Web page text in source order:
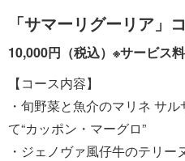
「サマーリグーリア」
10,000円（税込）※サービス
【コース内容】
・旬野菜と魚介のマリネ サ
て“カッポン・マーグロ”
・ジェノヴァ風仔牛のテリ